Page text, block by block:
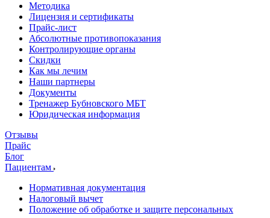
Методика
Лицензия и сертификаты
Прайс-лист
Абсолютные противопоказания
Контролирующие органы
Скидки
Как мы лечим
Наши партнеры
Документы
Тренажер Бубновского МБТ
Юридическая информация
Отзывы
Прайс
Блог
Пациентам
Нормативная документация
Налоговый вычет
Положение об обработке и защите персональных